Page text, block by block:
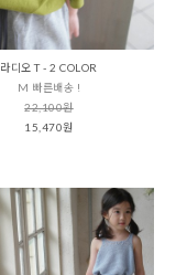
라디오 T - 2 COLOR
M 빠른배송 !
22,100원
15,470원